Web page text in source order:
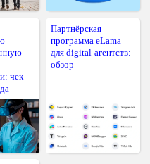
чек-
Партнёрская
программа eLama
для digital-агентств:
обзор